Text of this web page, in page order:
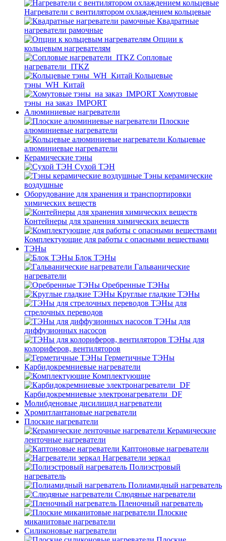
Нагреватели с вентилятором охлаждением кольцевые
Квадратные
нагреватели рамочные
Опции к
кольцевым нагревателям
Cопловые
нагреватели_ITKZ
Кольцевые
тэны_WH_Китай
Хомутовые
тэны_на заказ_IMPORT
Алюминиевые нагреватели
Плоские
алюминиевые нагреватели
Кольцевые
алюминиевые нагреватели
Керамические тэны
Сухой ТЭН
Тэны керамические
воздушные
Оборудование для хранения и транспортировки
химических веществ
Контейнеры для хранения химических веществ
Комплектующие для работы с опасными веществами
ТЭНы
Блок ТЭНы
Гальванические
нагреватели
Оребренные ТЭНы
Круглые гладкие ТЭНы
ТЭНы для
стрелочных переводов
ТЭНы для
диффузионных насосов
ТЭНы для
колориферов, вентиляторов
Герметичные ТЭНы
Карбидокремниевые нагреватели
Комплектующие
Карбидокремниевые электронагреватели_DF
Молибденовые дисилицид нагреватели
Хромитлантановые нагреватели
Плоские нагреватели
Керамические
ленточные нагреватели
Каптоновые нагреватели
Нагреватели зеркал
Полиэстровый
нагреватель
Полиамидный нагреватель
Слюдяные нагреватели
Пленочный нагреватель
Плоские
миканитовые нагреватели
Силиконовые нагреватели